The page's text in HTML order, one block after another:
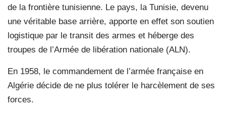
de la frontière tunisienne. Le pays, la Tunisie, devenu
une véritable base arrière, apporte en effet son soutien
logistique par le transit des armes et héberge des
troupes de l’Armée de libération nationale (ALN).
En 1958, le commandement de l’armée française en
Algérie décide de ne plus tolérer le harcèlement de ses
forces.